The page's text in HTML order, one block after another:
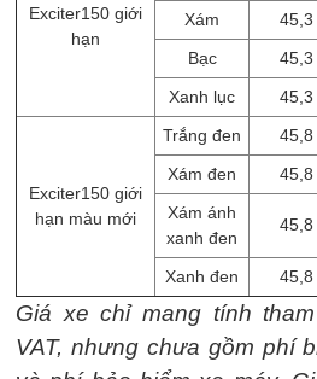
Exciter150 giới
hạn
Xám 45,3
Bạc
45,3
Xanh lục
45,3
Exciter150 giới
hạn màu mới
Trắng đen 45,8
Xám đen
45,8
Xám ánh
xanh đen
45,8
Xanh đen 45,8
Giá xe chỉ mang tính
VAT, nhưng chưa gồm phí